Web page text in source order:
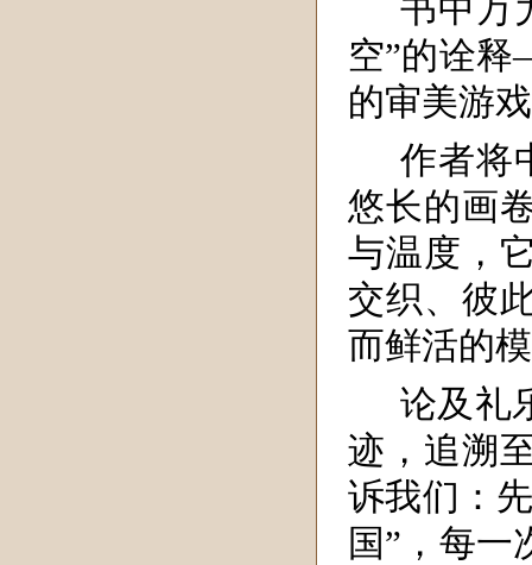
书中万
空”的诠
的审美游
作者将
悠长的画
与温度，
交织、彼
而鲜活的
论及礼
迹，追溯
诉我们：
国”，每一